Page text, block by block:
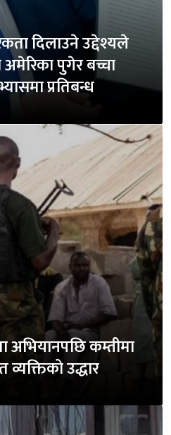
दिलाउने उद्देश्यले
अमेरिका पुगेर बच्चा
प्रतिबन्ध
अभियानपछि कम्तीमा
उद्धार